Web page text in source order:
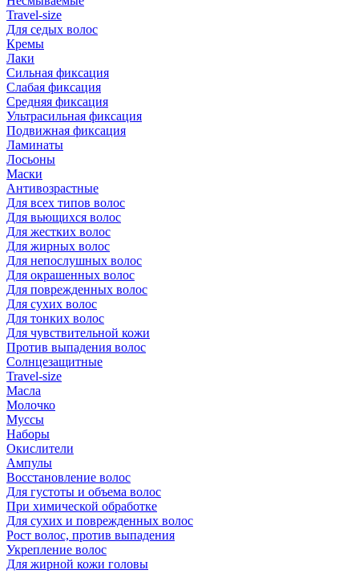
Travel-size
Для седых волос
Кремы
Лаки
Сильная фиксация
Слабая фиксация
Средняя фиксация
Ультрасильная фиксация
Подвижная фиксация
Ламинаты
Лосьоны
Маски
Антивозрастные
Для всех типов волос
Для вьющихся волос
Для жестких волос
Для жирных волос
Для непослушных волос
Для окрашенных волос
Для поврежденных волос
Для сухих волос
Для тонких волос
Для чувствительной кожи
Против выпадения волос
Солнцезащитные
Travel-size
Масла
Молочко
Муссы
Наборы
Окислители
Ампулы
Восстановление волос
Для густоты и объема волос
При химической обработке
Для сухих и поврежденных волос
Рост волос, против выпадения
Укрепление волос
Для жирной кожи головы